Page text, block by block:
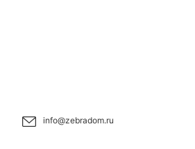
info@zebradom.ru